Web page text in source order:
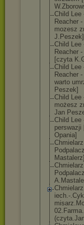
Child Lee
Reacher
mozesz
J.Peszek]
Child Lee
Reacher
[czyta
Child Lee
Reacher
warto
Peszek]
Child Lee
możesz
Jan
Child Lee
perswazji
Opania]
Mastalerz]
iech.-